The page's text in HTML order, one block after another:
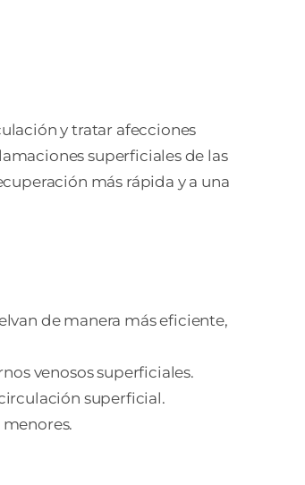
y tratar afecciones
superficiales de las
más rápida y a una
de manera más eficiente,
venosos superficiales.
superficial.